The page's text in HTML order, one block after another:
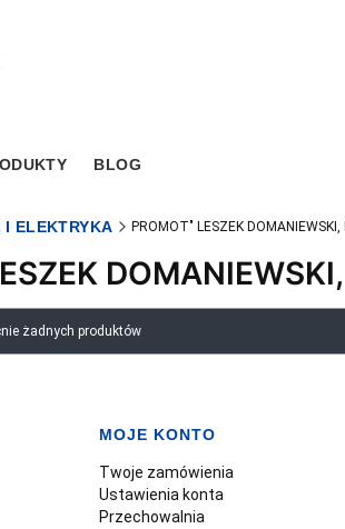
BLOG
I ELEKTRYKA PROMOT" LESZEK
żadnych produktów
MOJE KONTO
Twoje zamówienia
Ustawienia konta
Przechowalnia